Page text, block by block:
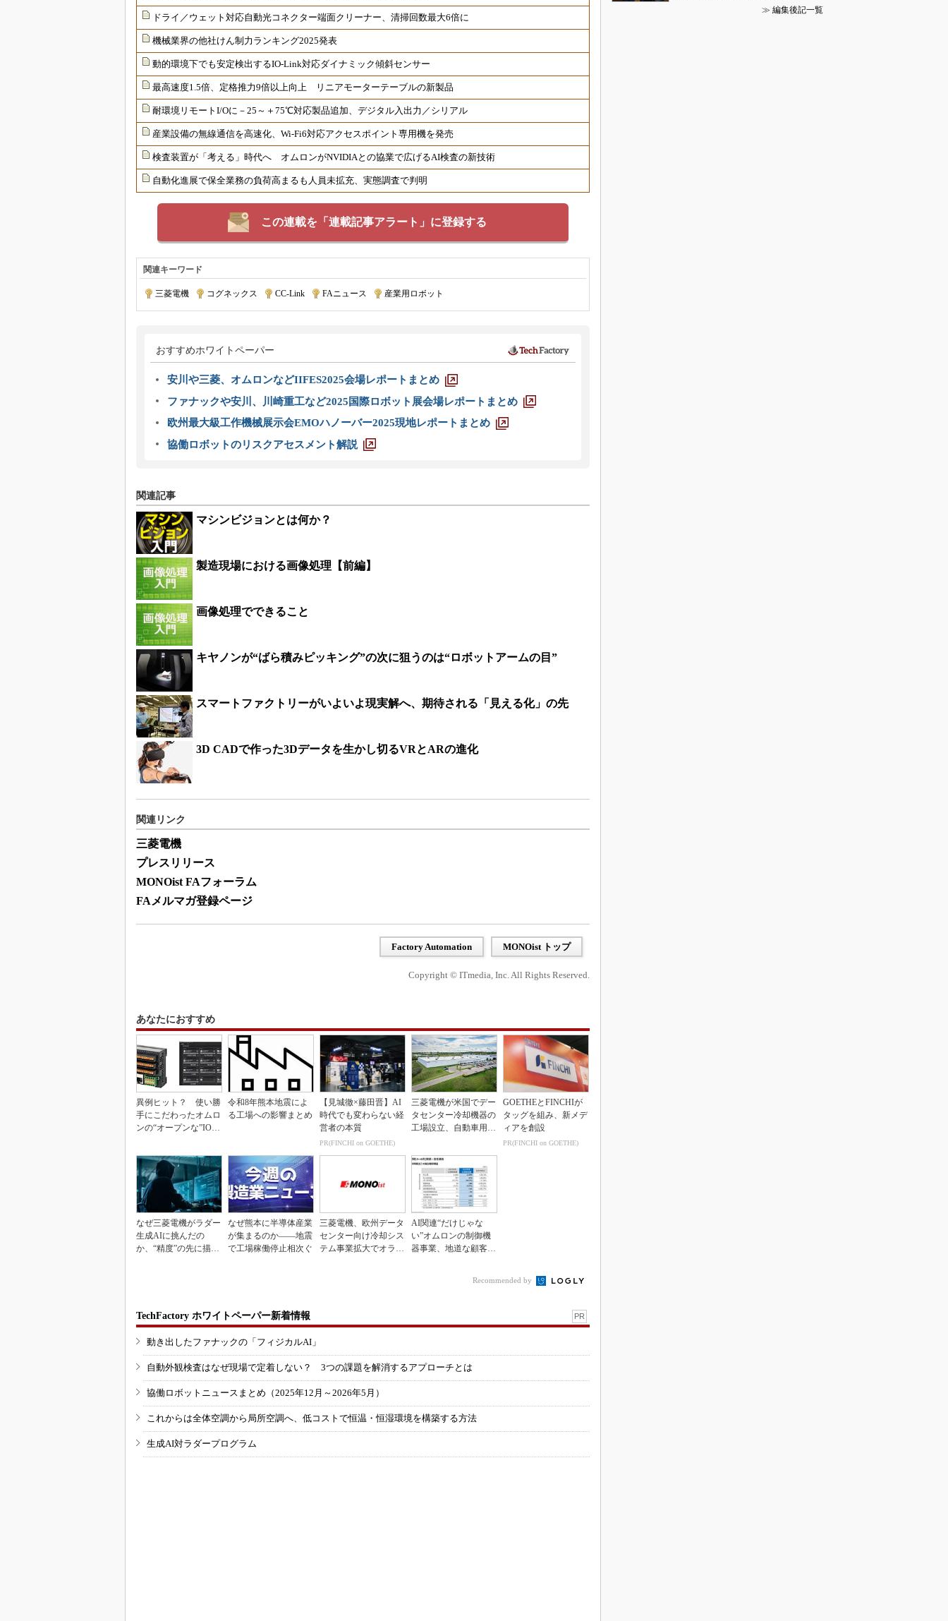
ドライ／ウェット対応自動光コネクター端面クリーナー、清掃回数最大6倍に
機械業界の他社けん制力ランキング2025発表
動的環境下でも安定検出するIO-Link対応ダイナミック傾斜センサー
最高速度1.5倍、定格推力9倍以上向上 リニアモーターテーブルの新製品
耐環境リモートI/Oに－25～＋75℃対応製品追加、デジタル入出力／シリアル
産業設備の無線通信を高速化、Wi-Fi6対応アクセスポイント専用機を発売
検査装置が「考える」時代へ オムロンがNVIDIAとの協業で広げるAI検査の新技術
自動化進展で保全業務の負荷高まるも人員未拡充、実態調査で判明
この連載を「連載記事アラート」に登録する
関連キーワード
三菱電機 コグネックス CC-Link FAニュース 産業用ロボット
おすすめホワイトペーパー
安川や三菱、オムロンなどIIFES2025会場レポートまとめ
ファナックや安川、川崎重工など2025国際ロボット展会場レポートまとめ
欧州最大級工作機械展示会EMOハノーバー2025現地レポートまとめ
協働ロボットのリスクアセスメント解説
関連記事
マシンビジョンとは何か？
製造現場における画像処理【前編】
画像処理でできること
キヤノンが“ばら積みピッキング”の次に狙うのは“ロボットアームの目”
スマートファクトリーがいよいよ現実解へ、期待される「見える化」の先
3D CADで作った3Dデータを生かし切るVRとARの進化
関連リンク
三菱電機
プレスリリース
MONOist FAフォーラム
FAメルマガ登録ページ
Factory Automation MONOist トップ
Copyright © ITmedia, Inc. All Rights Reserved.
あなたにおすすめ
異例ヒット？ 使い勝
手にこだわったオムロ
ンの“オープンな”IO-L
令和8年熊本地震によ
る工場への影響まとめ
【見城徹×藤田晋】AI
時代でも変わらない経
営者の本質
PR(FINCHI on GOETHE)
三菱電機が米国でデー
タセンター冷却機器の
工場設立、自動車用電
GOETHEとFINCHIが
タッグを組み、新メデ
ィアを創設
PR(FINCHI on GOETHE)
なぜ三菱電機がラダー
生成AIに挑んだの
か、“精度”の先に描く
なぜ熊本に半導体産業
が集まるのか――地震
で工場稼働停止相次ぐ
三菱電機、欧州データ
センター向け冷却シス
テム事業拡大でオラン
AI関連“だけじゃな
い”オムロンの制御機
器事業、地道な顧客基
Recommended by
TechFactory ホワイトペーパー新着情報 PR
動き出したファナックの「フィジカルAI」
自動外観検査はなぜ現場で定着しない？ 3つの課題を解消するアプローチとは
協働ロボットニュースまとめ（2025年12月～2026年5月）
これからは全体空調から局所空調へ、低コストで恒温・恒湿環境を構築する方法
生成AI対ラダープログラム
≫ 編集後記一覧